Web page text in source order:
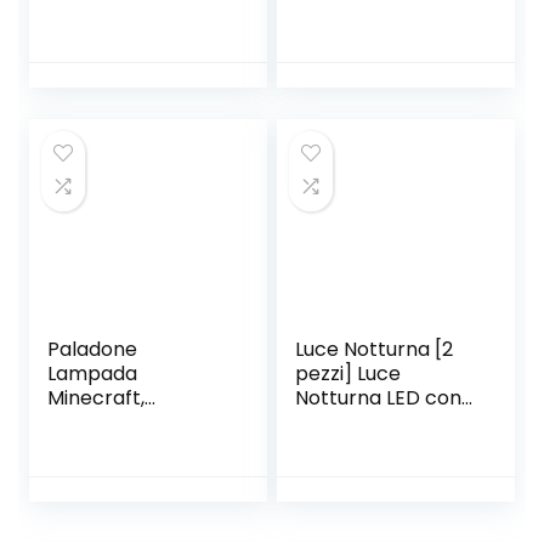
a 7
Colori,Touch&Inter
ruttore,Timer per
Cameretta
Bambino
Paladone
Lampada
Minecraft,
Luce Notturna [2
pezzi] Luce
Notturna LED con